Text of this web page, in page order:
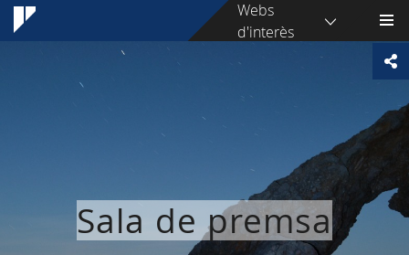
Webs
d'interès
Sala de premsa